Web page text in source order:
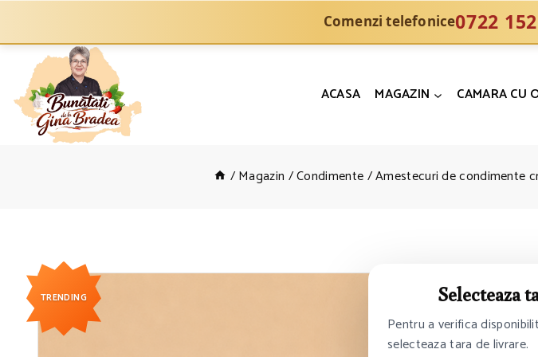
Comenzi telefonice0722
ACASA MAGAZIN CAMARA CU
/Magazin /Condimente/Amestecuri de condimente
TRENDING Selecteaza
Pentru a verifica
selecteaza tara de livrare.